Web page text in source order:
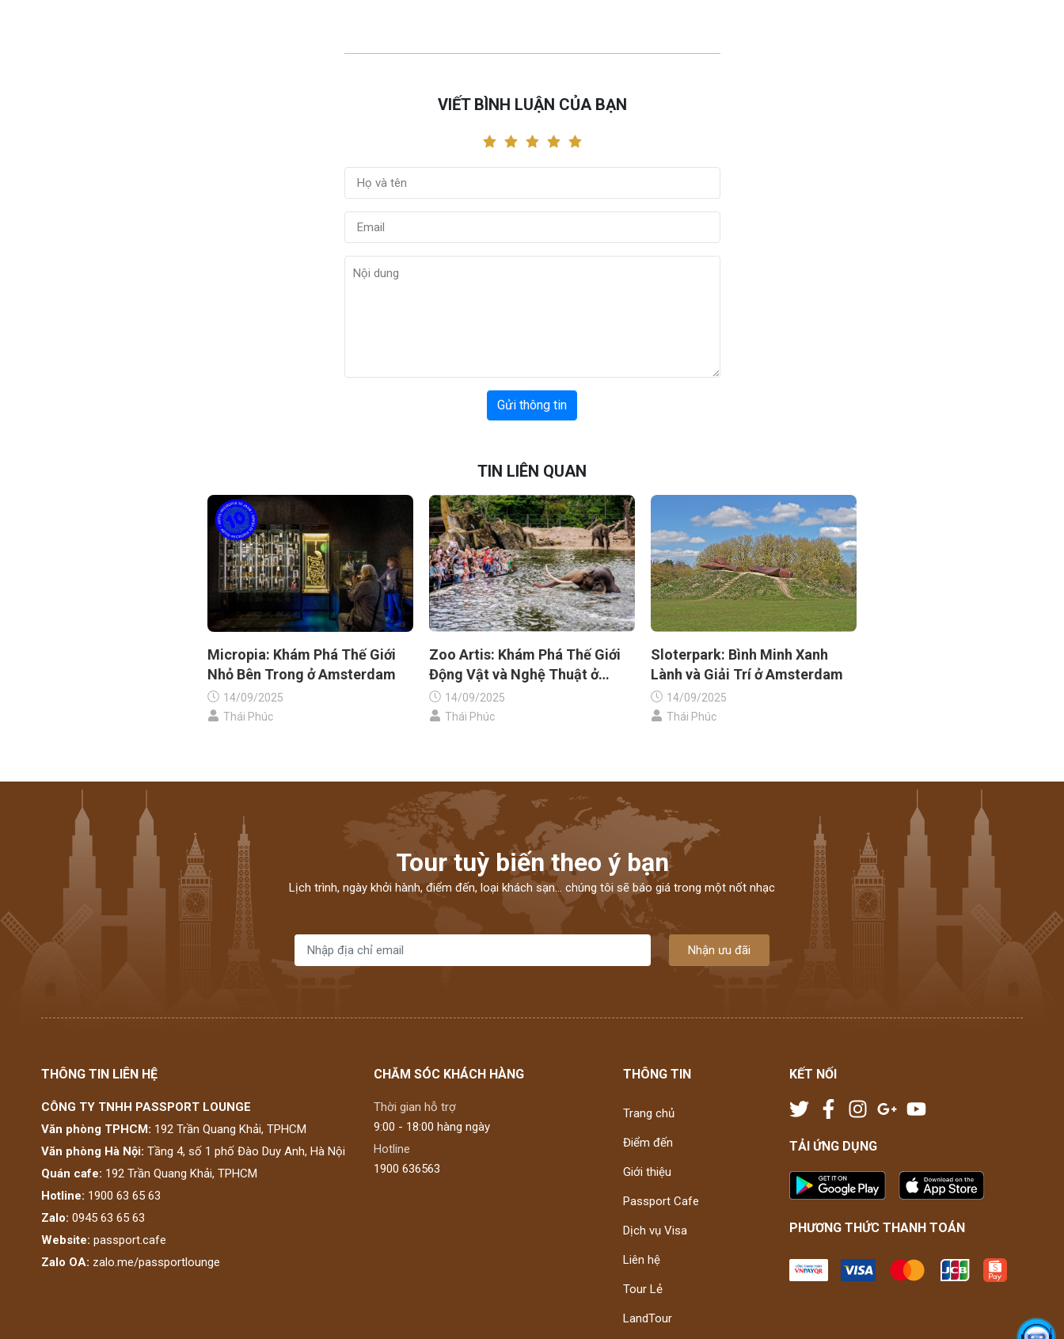
VIẾT BÌNH LUẬN CỦA BẠN
Gửi thông tin
TIN LIÊN QUAN
Micropia: Khám Phá Thế Giới
Nhỏ Bên Trong ở Amsterdam
14/09/2025
Thái Phúc
Zoo Artis: Khám Phá Thế Giới
Động Vật và Nghệ Thuật ở
Amsterdam
14/09/2025
Thái Phúc
Sloterpark: Bình Minh Xanh
Lành và Giải Trí ở Amsterdam
14/09/2025
Thái Phúc
Tour tuỳ biến theo ý bạn
Lịch trình, ngày khởi hành, điểm đến, loại khách sạn... chúng tôi sẽ báo giá trong một nốt nhạc
Nhận ưu đãi
THÔNG TIN LIÊN HỆ
CÔNG TY TNHH PASSPORT LOUNGE
Văn phòng TPHCM: 192 Trần Quang Khải, TPHCM
Văn phòng Hà Nội: Tầng 4, số 1 phố Đào Duy Anh, Hà Nội
Quán cafe: 192 Trần Quang Khải, TPHCM
Hotline: 1900 63 65 63
Zalo: 0945 63 65 63
Website: passport.cafe
Zalo OA: zalo.me/passportlounge
CHĂM SÓC KHÁCH HÀNG
Thời gian hỗ trợ
9:00 - 18:00 hàng ngày
Hotline
1900 636563
THÔNG TIN
Trang chủ
Điểm đến
Giới thiệu
Passport Cafe
Dịch vụ Visa
Liên hệ
Tour Lẻ
LandTour
KẾT NỐI
TẢI ỨNG DỤNG
PHƯƠNG THỨC THANH TOÁN